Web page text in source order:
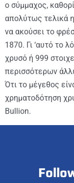
ο σύμμαχος,
απολύτως τελικά
να ακούσει το
1870. Γι ‘αυτό το
χρυσό ή 999
περισσότερων
Ότι το μέγεθος
χρηματοδότηση
Bullion.